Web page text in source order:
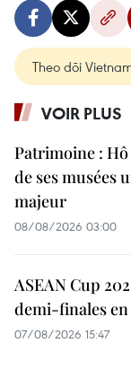
Theo dõi
VOIR PLUS
Patrimoine :
de ses musées
majeur
08/08/2026 03:00
ASEAN Cup
demi-finales
07/08/2026 15:47